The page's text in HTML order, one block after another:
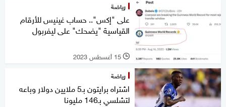
رياضة
على "إكس".. حساب غينيس للأرقام
القياسية "يضحك" على ليفربول
l 15 أغسطس 2023
رياضة
اشتراه برايتون بـ5 ملايين دولار وباعه
لتشلسي بـ146 مليونا